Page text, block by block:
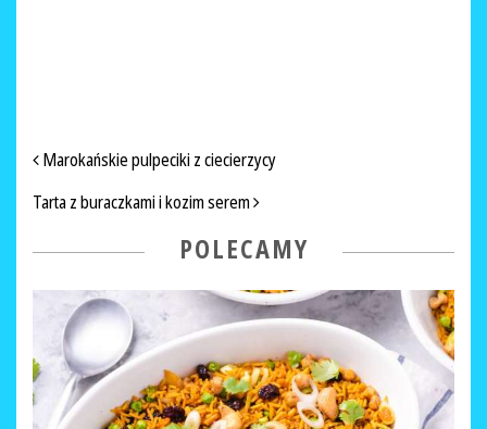
NAWIGACJA PO ARTYKUŁACH
Marokańskie pulpeciki z ciecierzycy
Tarta z buraczkami i kozim serem
POLECAMY